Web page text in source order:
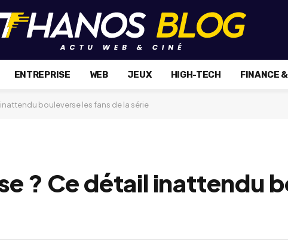
ENTREPRISE WEB JEUX HIGH-TECH FINANCE
bouleverse les fans de la série
? Ce détail inattendu